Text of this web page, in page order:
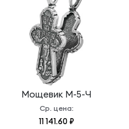
Мощевик М-5-Ч
Ср. цена:
11 141.60 ₽